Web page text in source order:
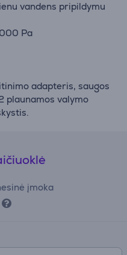
vandens pripildymu
Pa
adapteris, saugos
plaunamos valymo
įmoka